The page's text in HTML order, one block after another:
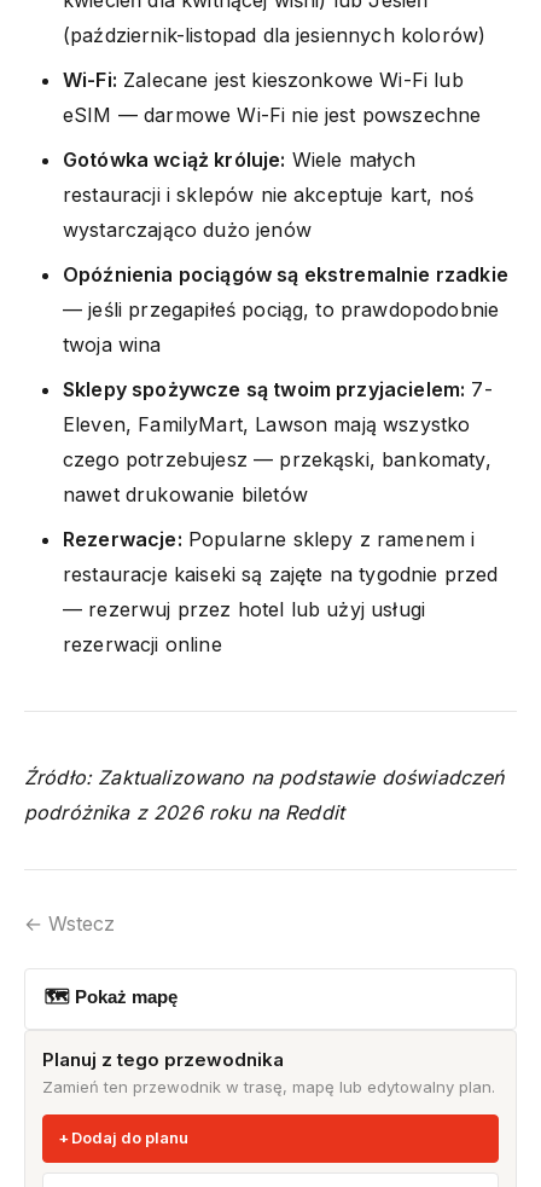
(październik-listopad dla jesiennych kolorów)
Wi-Fi: Zalecane jest kieszonkowe Wi-Fi lub
eSIM — darmowe Wi-Fi nie jest powszechne
Gotówka wciąż króluje: Wiele małych
restauracji i sklepów nie akceptuje kart, noś
wystarczająco dużo jenów
Opóźnienia pociągów są ekstremalnie rzadkie
— jeśli przegapiłeś pociąg, to prawdopodobnie
twoja wina
Sklepy spożywcze są twoim przyjacielem: 7-
Eleven, FamilyMart, Lawson mają wszystko
czego potrzebujesz — przekąski, bankomaty,
nawet drukowanie biletów
Rezerwacje: Popularne sklepy z ramenem i
restauracje kaiseki są zajęte na tygodnie przed
— rezerwuj przez hotel lub użyj usługi
rezerwacji online
Źródło: Zaktualizowano na podstawie doświadczeń
podróżnika z 2026 roku na Reddit
← Wstecz
🗺 Pokaż mapę
Planuj z tego przewodnika
Zamień ten przewodnik w trasę, mapę lub edytowalny plan.
Dodaj do planu